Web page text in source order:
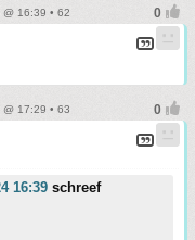
16:39 • 62
17:29 • 63
16:39 schreef